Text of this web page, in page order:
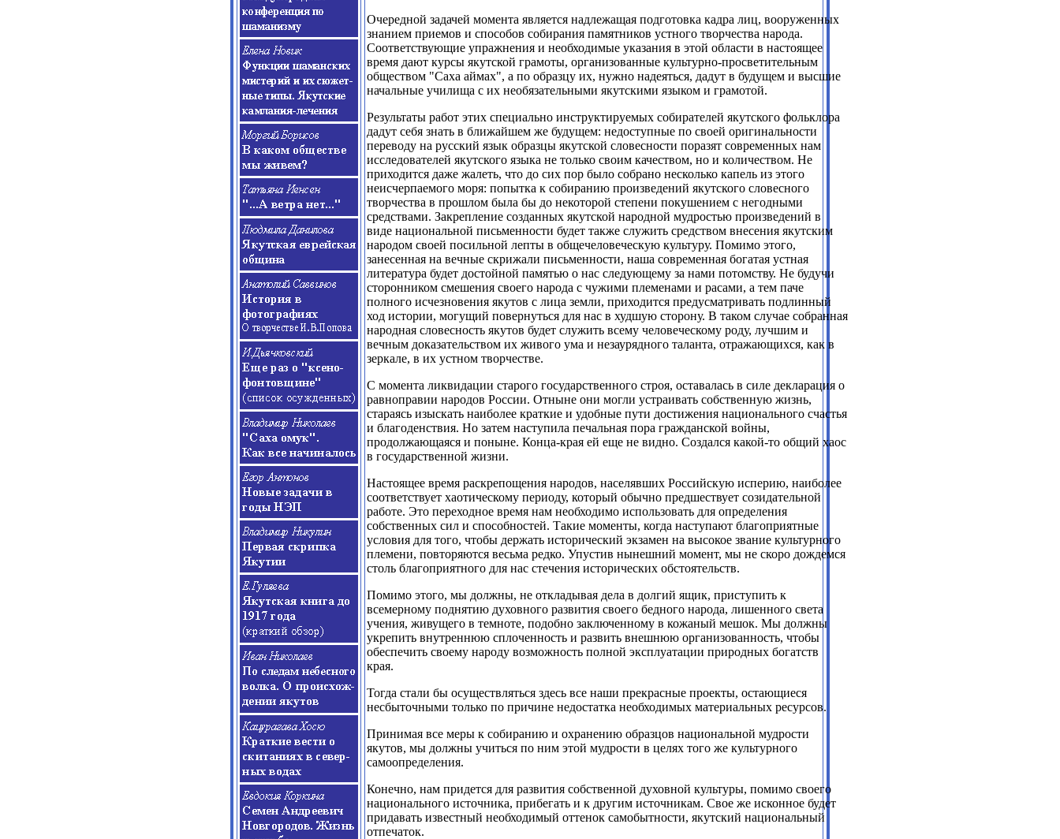
Очередной задачей момента является надлежащая подготовка кадра лиц, вооруженных
знанием приемов и способов собирания памятников устного творчества народа.
Соответствующие упражнения и необходимые указания в этой области в настоящее
время дают курсы якутской грамоты, организованные культурно-просветительным
обществом "Саха аймах", а по образцу их, нужно надеяться, дадут в будущем и высшие
начальные училища с их необязательными якутскими языком и грамотой.
Результаты работ этих специально инструктируемых собирателей якутского фольклора
дадут себя знать в ближайшем же будущем: недоступные по своей оригинальности
переводу на русский язык образцы якутской словесности поразят современных нам
исследователей якутского языка не только своим качеством, но и количеством. Не
приходится даже жалеть, что до сих пор было собрано несколько капель из этого
неисчерпаемого моря: попытка к собиранию произведений якутского словесного
творчества в прошлом была бы до некоторой степени покушением с негодными
средствами. Закрепление созданных якутской народной мудростью произведений в
виде национальной письменности будет также служить средством внесения якутским
народом своей посильной лепты в общечеловеческую культуру. Помимо этого,
занесенная на вечные скрижали письменности, наша современная богатая устная
литература будет достойной памятью о нас следующему за нами потомству. Не будучи
сторонником смешения своего народа с чужими племенами и расами, а тем паче
полного исчезновения якутов с лица земли, приходится предусматривать подлинный
ход истории, могущий повернуться для нас в худшую сторону. В таком случае собранная
народная словесность якутов будет служить всему человеческому роду, лучшим и
вечным доказательством их живого ума и незаурядного таланта, отражающихся, как в
зеркале, в их устном творчестве.
С момента ликвидации старого государственного строя, оставалась в силе декларация о
равноправии народов России. Отныне они могли устраивать собственную жизнь,
стараясь изыскать наиболее краткие и удобные пути достижения национального счастья
и благоденствия. Но затем наступила печальная пора гражданской войны,
продолжающаяся и поныне. Конца-края ей еще не видно. Создался какой-то общий хаос
в государственной жизни.
Настоящее время раскрепощения народов, населявших Российскую исперию, наиболее
соответствует хаотическому периоду, который обычно предшествует созидательной
работе. Это переходное время нам необходимо использовать для определения
собственных сил и способностей. Такие моменты, когда наступают благоприятные
условия для того, чтобы держать исторический экзамен на высокое звание культурного
племени, повторяются весьма редко. Упустив нынешний момент, мы не скоро дождемся
столь благоприятного для нас стечения исторических обстоятельств.
Помимо этого, мы должны, не откладывая дела в долгий ящик, приступить к
всемерному поднятию духовного развития своего бедного народа, лишенного света
учения, живущего в темноте, подобно заключенному в кожаный мешок. Мы должны
укрепить внутреннюю сплоченность и развить внешнюю организованность, чтобы
обеспечить своему народу возможность полной эксплуатации природных богатств
края.
Тогда стали бы осуществляться здесь все наши прекрасные проекты, остающиеся
несбыточными только по причине недостатка необходимых материальных ресурсов.
Принимая все меры к собиранию и охранению образцов национальной мудрости
якутов, мы должны учиться по ним этой мудрости в целях того же культурного
самоопределения.
Конечно, нам придется для развития собственной духовной культуры, помимо своего
национального источника, прибегать и к другим источникам. Свое же исконное будет
придавать известный необходимый оттенок самобытности, якутский национальный
отпечаток.